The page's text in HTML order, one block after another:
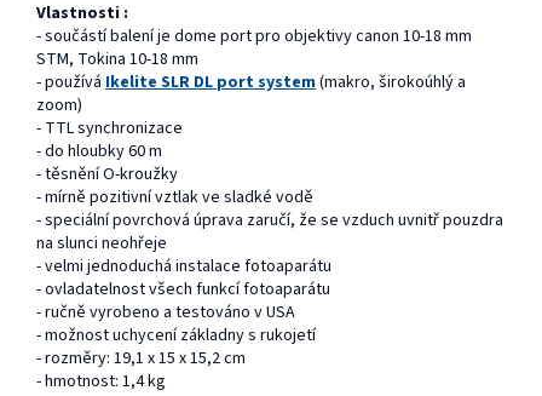
Vlastnosti :
- součástí balení je dome port pro objektivy canon 10-18 mm
STM, Tokina 10-18 mm
- používá Ikelite SLR DL port system(makro, širokoúhlý a
zoom)
- TTL synchronizace
- do hloubky 60 m
- těsnění O-kroužky
- mírně pozitivní vztlak ve sladké vodě
- speciální povrchová úprava zaručí, že se vzduch uvnitř pouzdra
na slunci neohřeje
- velmi jednoduchá instalace fotoaparátu
- ovladatelnost všech funkcí fotoaparátu
- ručně vyrobeno a testováno v USA
- možnost uchycení základny s rukojetí
- rozměry: 19,1 x 15 x 15,2 cm
- hmotnost: 1,4 kg